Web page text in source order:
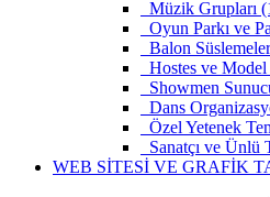
Müzik Grupları
Oyun Parkı ve
Balon
Hostes ve
Showmen
Dans
Özel Yetenek
Sanatçı ve Ünlü
WEB SİTESİ VE GRAFİK